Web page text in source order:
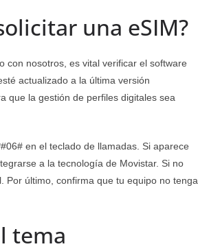
una eSIM?
con nosotros, es vital verificar el software
actualizado a la última versión
que la gestión de perfiles digitales sea
en el teclado de llamadas. Si aparece
a la tecnología de Movistar. Si no
Por último, confirma que tu equipo no tenga
tema